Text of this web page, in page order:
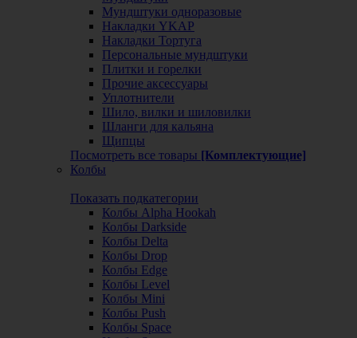
Мундштуки одноразовые
Накладки YKAP
Накладки Тортуга
Персональные мундштуки
Плитки и горелки
Прочие аксессуары
Уплотнители
Шило, вилки и шиловилки
Шланги для кальяна
Щипцы
Посмотреть все товары [Комплектующие]
Колбы
Показать подкатегории
Колбы Alpha Hookah
Колбы Darkside
Колбы Delta
Колбы Drop
Колбы Edge
Колбы Level
Колбы Mini
Колбы Push
Колбы Space